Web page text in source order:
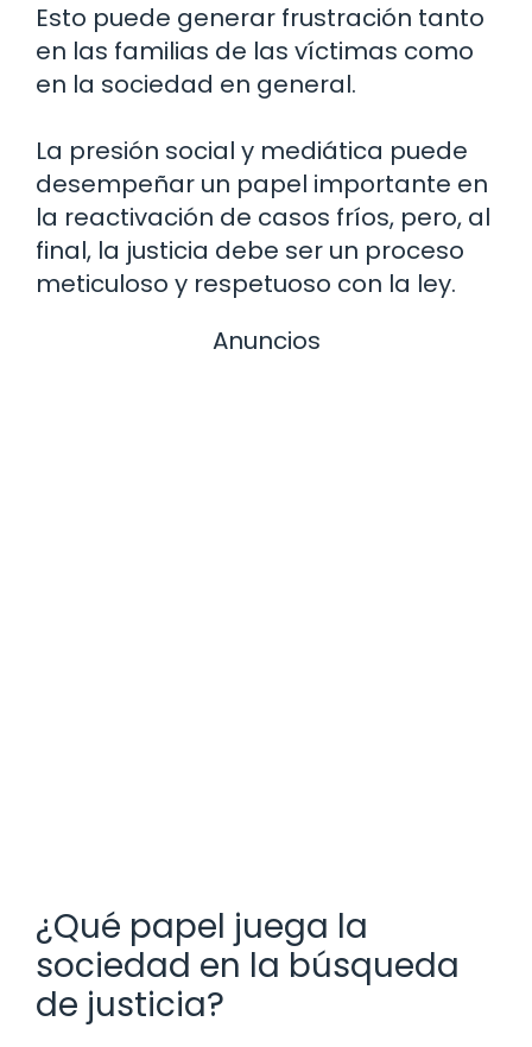
Esto puede generar frustración tanto
en las familias de las víctimas como
en la sociedad en general.
La presión social y mediática puede
desempeñar un papel importante en
la reactivación de casos fríos, pero, al
final, la justicia debe ser un proceso
meticuloso y respetuoso con la ley.
Anuncios
¿Qué papel juega la
sociedad en la búsqueda
de justicia?